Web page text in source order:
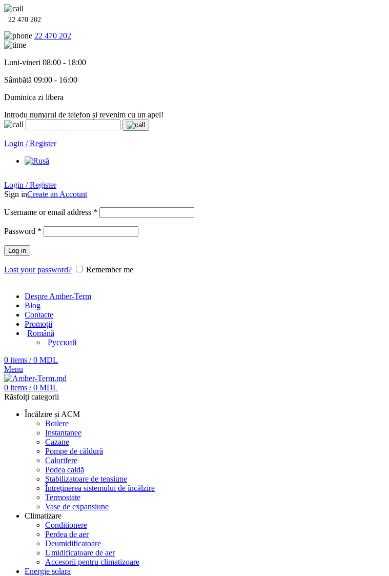
22 470 202
22 470 202
Luni-vineri 08:00 - 18:00
Sâmbătă 09:00 - 16:00
Duminica zi libera
Introdu numarul de telefon și revenim cu un apel!
Login / Register
Login / Register
Sign inCreate an Account
Username or email address *
Password *
Log in
Lost your password? Remember me
Despre Amber-Term
Blog
Contacte
Promoții
Română
Русский
0 items / 0 MDL
Menu
0 items / 0 MDL
Răsfoiți categorii
Încălzire și ACM
Boilere
Instantanee
Cazane
Pompe de căldură
Calorifere
Podea caldă
Stabilizatoare de tensiune
Întreținerea sistemului de încălzire
Termostate
Vase de expansiune
Climatizare
Conditionere
Perdea de aer
Deumidificatoare
Umidificatoare de aer
Accesorii pentru climatizoare
Energie solara